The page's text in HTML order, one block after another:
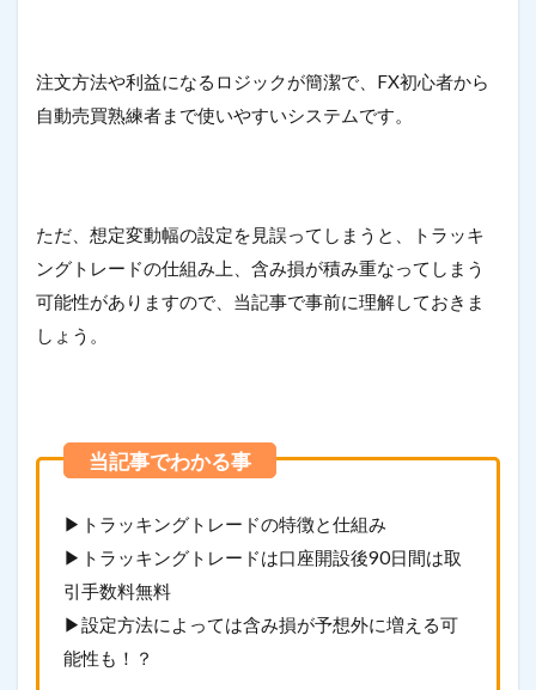
注文方法や利益になるロジックが簡潔で、FX初心者から
自動売買熟練者まで使いやすいシステムです。
ただ、想定変動幅の設定を見誤ってしまうと、トラッキ
ングトレードの仕組み上、含み損が積み重なってしまう
可能性がありますので、当記事で事前に理解しておきま
しょう。
▶トラッキングトレードの特徴と仕組み
▶トラッキングトレードは口座開設後90日間は取
引手数料無料
▶設定方法によっては含み損が予想外に増える可
能性も！？